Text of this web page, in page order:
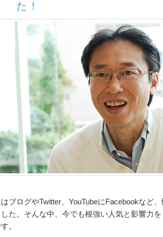
た！
ブログやTwitter、YouTubeにFacebookなど
した。そんな中、今でも根強い人気と影響力
。